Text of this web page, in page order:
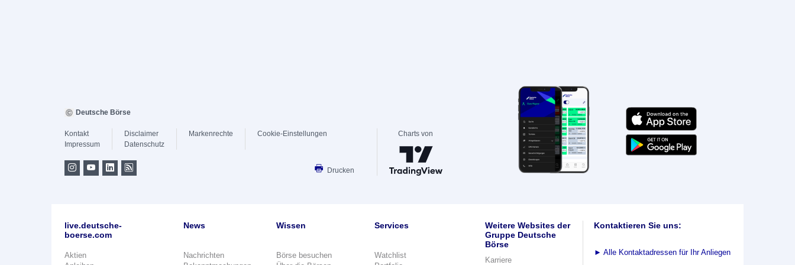
Deutsche Börse
Kontakt
Impressum
Disclaimer
Datenschutz
Markenrechte Cookie-Einstellungen
Drucken
Charts von
live.deutsche-
boerse.com
Aktien
News
Nachrichten
Wissen
Börse besuchen
Services
Watchlist
Weitere Websites der
Gruppe Deutsche
Börse
Karriere
Kontaktieren Sie uns:
► Alle Kontaktadressen für Ihr Anliegen